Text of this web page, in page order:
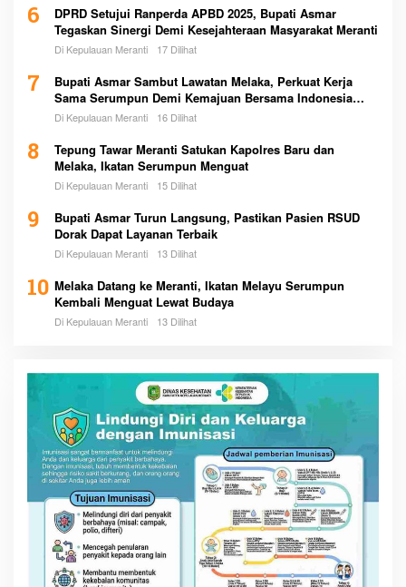
6
DPRD Setujui Ranperda APBD 2025, Bupati Asmar
Tegaskan Sinergi Demi Kesejahteraan Masyarakat Meranti
Di Kepulauan Meranti 17 Dilihat
7
Bupati Asmar Sambut Lawatan Melaka, Perkuat Kerja
Sama Serumpun Demi Kemajuan Bersama Indonesia
Malaysia
Di Kepulauan Meranti 16 Dilihat
8
Tepung Tawar Meranti Satukan Kapolres Baru dan
Melaka, Ikatan Serumpun Menguat
Di Kepulauan Meranti 15 Dilihat
9
Bupati Asmar Turun Langsung, Pastikan Pasien RSUD
Dorak Dapat Layanan Terbaik
Di Kepulauan Meranti 13 Dilihat
10 Melaka Datang ke Meranti, Ikatan Melayu Serumpun
Kembali Menguat Lewat Budaya
Di Kepulauan Meranti 13 Dilihat